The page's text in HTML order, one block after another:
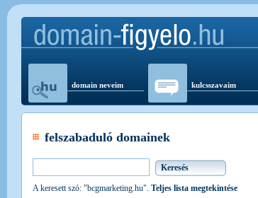
domain neveim kulcsszavaim
felszabaduló domainek
A keresett szó: "bcgmarketing.hu". Teljes lista megtekintése